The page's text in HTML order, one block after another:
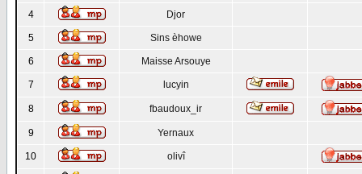
4 Djor
5 Sins èhowe
6 Maisse Arsouye
7 lucyin
8 fbaudoux_ir
9 Yernaux
10 olivî